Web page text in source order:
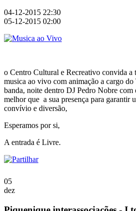
04-12-2015 22:30
05-12-2015 02:00
o Centro Cultural e Recreativo convida a
musica ao vivo com animação a cargo do
banda, noite dentro DJ Pedro Nobre com
melhor que a sua presença para garantir
convívio e diversão,
Esperamos por si,
A entrada é Livre.
05
dez